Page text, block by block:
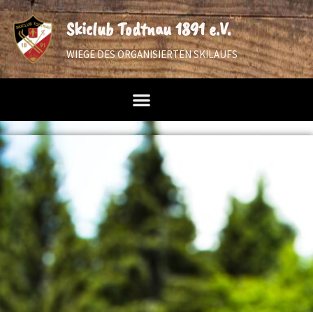
Skiclub Todtnau 1891 e.V.
WIEGE DES ORGANISIERTEN SKILAUFS